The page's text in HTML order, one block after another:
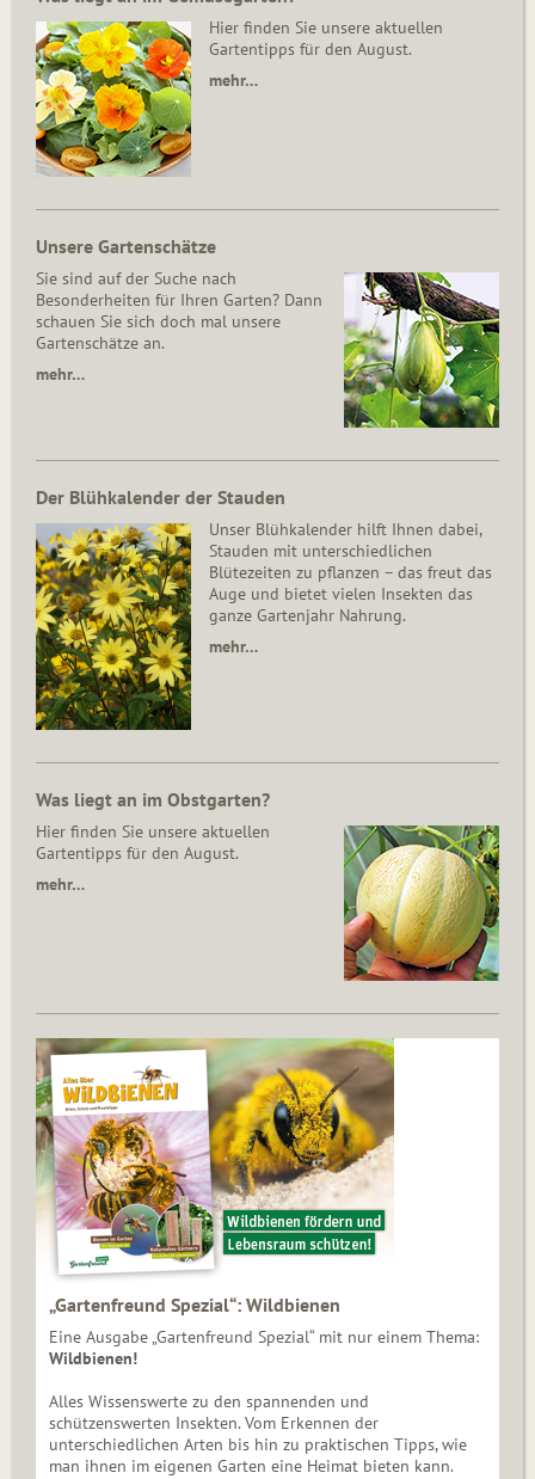
Hier finden Sie unsere aktuellen
Gartentipps für den August.
mehr…
Unsere Gartenschätze
Sie sind auf der Suche nach
Besonderheiten für Ihren Garten? Dann
schauen Sie sich doch mal unsere
Gartenschätze an.
mehr…
Der Blühkalender der Stauden
Unser Blühkalender hilft Ihnen dabei,
Stauden mit unterschiedlichen
Blütezeiten zu pflanzen – das freut das
Auge und bietet vielen Insekten das
ganze Gartenjahr Nahrung.
mehr…
Was liegt an im Obstgarten?
Hier finden Sie unsere aktuellen
Gartentipps für den August.
mehr…
„Gartenfreund Spezial“: Wildbienen
Eine Ausgabe „Gartenfreund Spezial“ mit nur einem Thema:
Wildbienen!
Alles Wissenswerte zu den spannenden und
schützenswerten Insekten. Vom Erkennen der
unterschiedlichen Arten bis hin zu praktischen Tipps, wie
man ihnen im eigenen Garten eine Heimat bieten kann.